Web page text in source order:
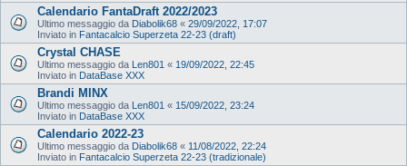
Calendario FantaDraft 2022/2023
Ultimo messaggio da Diabolik68 « 29/09/2022, 17:07
Inviato in Fantacalcio Superzeta 22-23 (draft)
Crystal CHASE
Ultimo messaggio da Len801 « 19/09/2022, 22:45
Inviato in DataBase XXX
Brandi MINX
Ultimo messaggio da Len801 « 15/09/2022, 23:24
Inviato in DataBase XXX
Calendario 2022-23
Ultimo messaggio da Diabolik68 « 11/08/2022, 22:24
Inviato in Fantacalcio Superzeta 22-23 (tradizionale)